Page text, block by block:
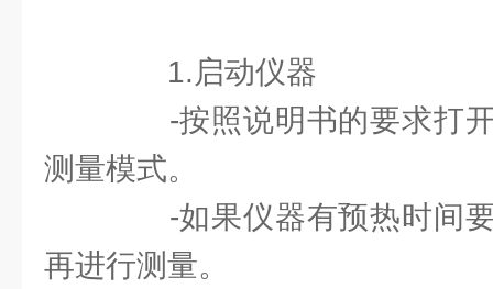
1.启动仪器
-按照说明书的要求打开
测量模式。
-如果仪器有预热时间要
再进行测量。